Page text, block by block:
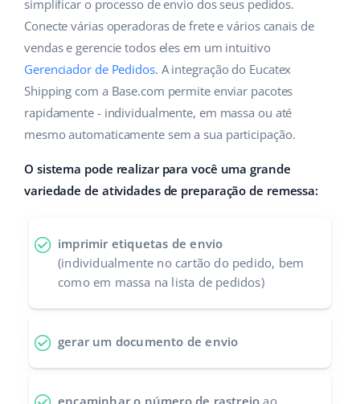
Gestão de Envios
Automação do fluxo de trabalho
Base Connect
IA para ecommerce
Base Analytics
Casa e jardim
Produtos infantis
Eletrônicos
Peças automotivas
Saúde e beleza
Ajuda
Academy
Blog
Auditoria de contas
Calculadora de benefícios
Colaboração e parcerias
english (US)
english (GB)
english (IN)
deutsch
Ελληνικά
español (AR)
español (MX)
Français
Italiano
simplificar o processo de envio dos seus pedidos.
Conecte várias operadoras de frete e vários canais de
vendas e gerencie todos eles em um intuitivo
Gerenciador de Pedidos. A integração do Eucatex
Shipping com a Base.com permite enviar pacotes
rapidamente - individualmente, em massa ou até
mesmo automaticamente sem a sua participação.
O sistema pode realizar para você uma grande
variedade de atividades de preparação de remessa:
imprimir etiquetas de envio
(individualmente no cartão do pedido, bem
como em massa na lista de pedidos)
gerar um documento de envio
encaminhar o número de rastreio ao